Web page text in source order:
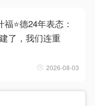
⭐德24年表态：
了，我们连重
2026-08-03